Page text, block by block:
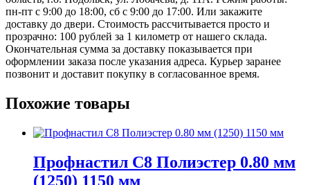
пн-пт с 9:00 до 18:00, сб с 9:00 до 17:00. Или закажите
доставку до двери. Стоимость рассчитывается просто и
прозрачно: 100 рублей за 1 километр от нашего склада.
Окончательная сумма за доставку показывается при
оформлении заказа после указания адреса. Курьер заранее
позвонит и доставит покупку в согласованное время.
Похожие товары
Профнастил С8 Полиэстер 0.80 мм
(1250) 1150 мм